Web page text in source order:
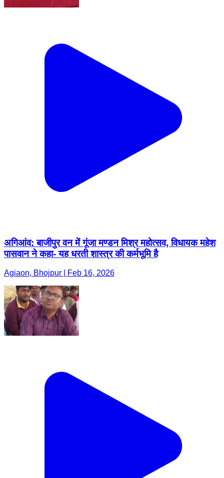
अगिआंव: बाजीपुर वन में गूंजा मण्डन मिश्र महोत्सव, विधायक महेश
पासवान ने कहा- यह धरती शास्त्र की कर्मभूमि है
Agiaon, Bhojpur | Feb 16, 2026